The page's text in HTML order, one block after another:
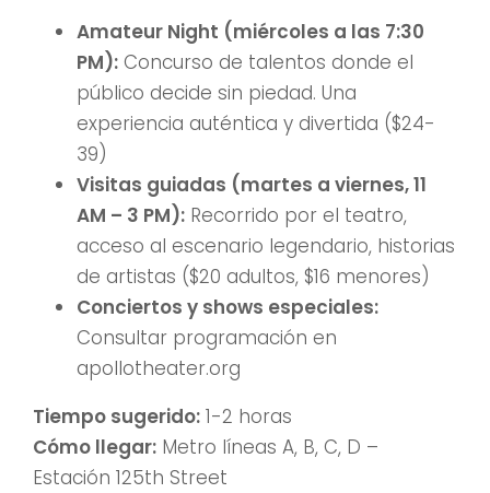
Amateur Night (miércoles a las 7:30
PM): Concurso de talentos donde el
público decide sin piedad. Una
experiencia auténtica y divertida ($24-
39)
Visitas guiadas (martes a viernes, 11
AM – 3 PM): Recorrido por el teatro,
acceso al escenario legendario, historias
de artistas ($20 adultos, $16 menores)
Conciertos y shows especiales:
Consultar programación en
apollotheater.org
Tiempo sugerido: 1-2 horas
Cómo llegar: Metro líneas A, B, C, D –
Estación 125th Street